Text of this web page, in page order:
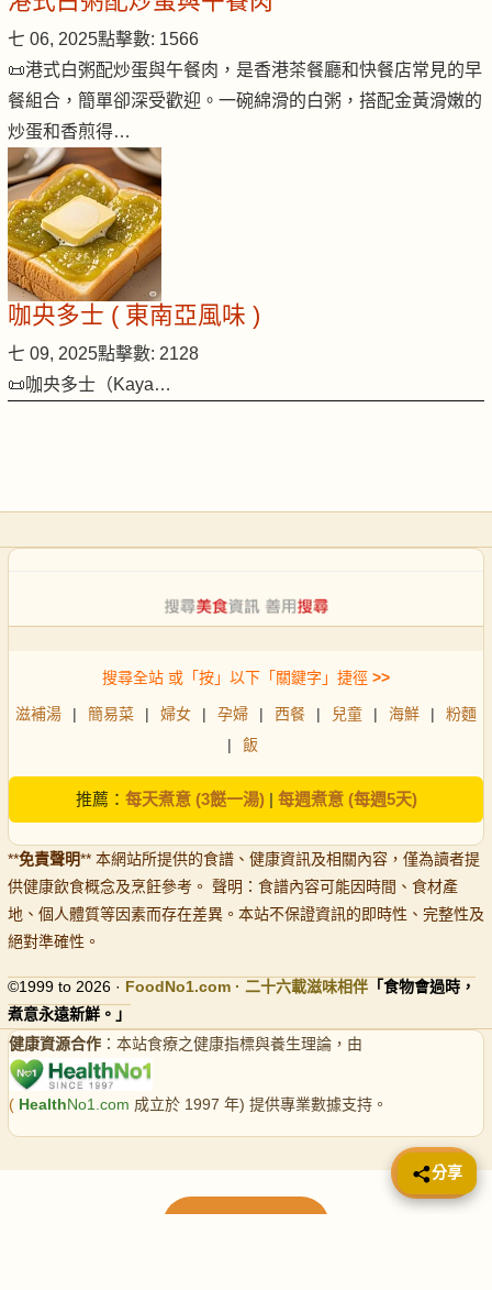
七 06, 2025點擊數: 1566
📜港式白粥配炒蛋與午餐肉，是香港茶餐廳和快餐店常見的早
餐組合，簡單卻深受歡迎。一碗綿滑的白粥，搭配金黃滑嫩的
炒蛋和香煎得…
咖央多士 ( 東南亞風味 )
七 09, 2025點擊數: 2128
📜咖央多士（Kaya…
搜尋全站 或「按」以下「關鍵字」捷徑 >>
滋補湯 | 簡易菜 | 婦女 | 孕婦 | 西餐 | 兒童 | 海鮮 |
粉麵
|
飯
推薦： 每天煮意 (3餸一湯)| 每週煮意 (每週5天)
**免責聲明** 本網站所提供的食譜、健康資訊及相關內容，僅為讀者提
供健康飲食概念及烹飪參考。 聲明：食譜內容可能因時間、食材產
地、個人體質等因素而存在差異。本站不保證資訊的即時性、完整性及
絕對準確性。
©1999 to 2026 · FoodNo1.com · 二十六載滋味相伴 「食物會過時，
煮意永遠新鮮。」
健康資源合作 ：本站食療之健康指標與養生理論，由
( HealthNo1.com 成立於 1997 年) 提供專業數據支持。
📤 分享
分享